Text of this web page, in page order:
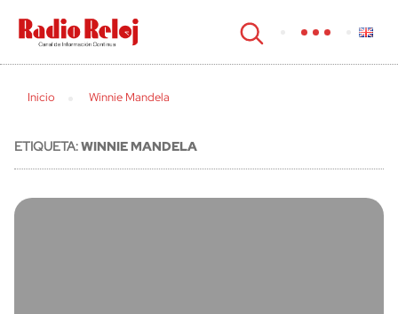
cerrar
Inicio Winnie Mandela
ETIQUETA:WINNIE MANDELA